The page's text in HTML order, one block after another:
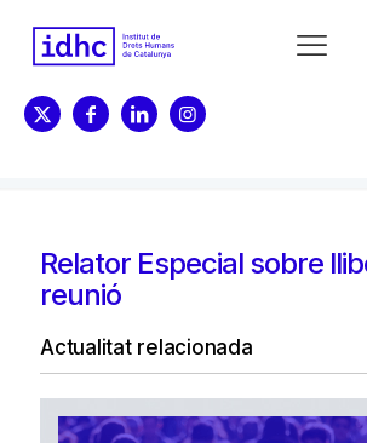
Relator Especial sobre
reunió
Actualitat relacionada